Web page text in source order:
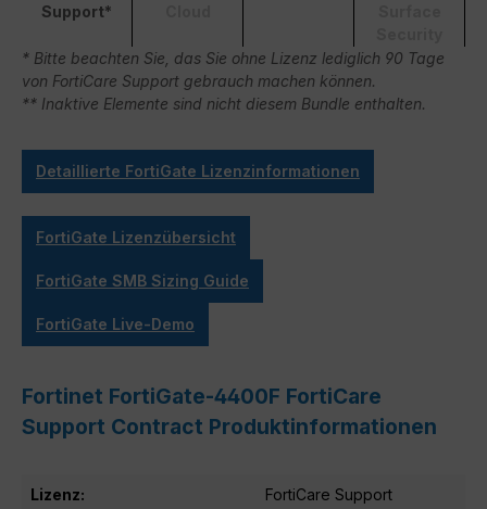
Support*
* Bitte beachten Sie, das Sie ohne Lizenz lediglich 90 Tage
von FortiCare Support gebrauch machen können.
** Inaktive Elemente sind nicht diesem Bundle enthalten.
Detaillierte FortiGate Lizenzinformationen
FortiGate Lizenzübersicht
FortiGate SMB Sizing Guide
FortiGate Live-Demo
Fortinet FortiGate-4400F FortiCare
Support Contract Produktinformationen
Lizenz: FortiCare Support